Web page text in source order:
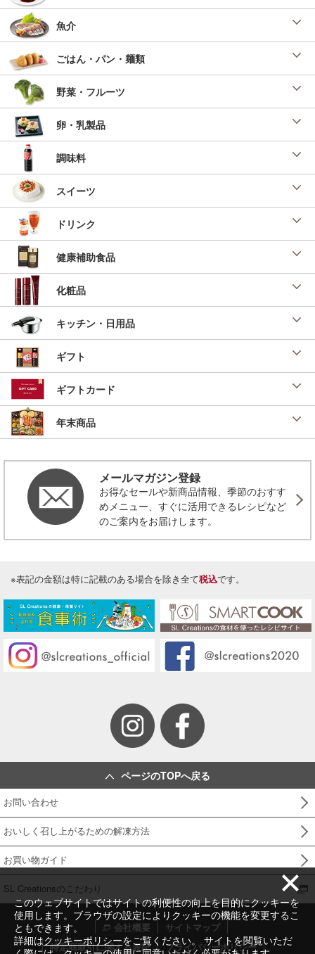
このウェブサイトではサイトの利便性の向上を目的にクッキーを
使用します。ブラウザの設定によりクッキーの機能を変更するこ
ともできます。
詳細はクッキーポリシーをご覧ください。 サイトを閲覧いただ
魚介
ごはん・パン・麺類
野菜・フルーツ
卵・乳製品
調味料
スイーツ
ドリンク
健康補助食品
化粧品
キッチン・日用品
ギフト
ギフトカード
年末商品
メールマガジン登録
お得なセールや新商品情報、季節のおすす
めメニュー、すぐに活用できるレシピなど
のご案内をお届けします。
※表記の金額は特に記載のある場合を除き全て税込です。
ページのTOPへ戻る
お問い合わせ
おいしく召し上がるための解凍方法
お買い物ガイド
SL Creationsのこだわり
会社概要
サイトマップ
特定商取引に関する表記
プライバシーポリシー